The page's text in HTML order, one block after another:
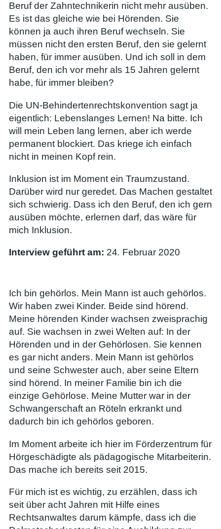
Beruf der Zahntechnikerin nicht mehr ausüben.
Es ist das gleiche wie bei Hörenden. Sie
können ja auch ihren Beruf wechseln. Sie
müssen nicht den ersten Beruf, den sie gelernt
haben, für immer ausüben. Und ich soll in dem
Beruf, den ich vor mehr als 15 Jahren gelernt
habe, für immer bleiben?
Die UN-Behindertenrechtskonvention sagt ja
eigentlich: Lebenslanges Lernen! Na bitte. Ich
will mein Leben lang lernen, aber ich werde
permanent blockiert. Das kriege ich einfach
nicht in meinen Kopf rein.
Inklusion ist im Moment ein Traumzustand.
Darüber wird nur geredet. Das Machen gestaltet
sich schwierig. Dass ich den Beruf, den ich gern
ausüben möchte, erlernen darf, das wäre für
mich Inklusion.
Interview geführt am: 24. Februar 2020
Ich bin gehörlos. Mein Mann ist auch gehörlos.
Wir haben zwei Kinder. Beide sind hörend.
Meine hörenden Kinder wachsen zweisprachig
auf. Sie wachsen in zwei Welten auf: In der
Hörenden und in der Gehörlosen. Sie kennen
es gar nicht anders. Mein Mann ist gehörlos
und seine Schwester auch, aber seine Eltern
sind hörend. In meiner Familie bin ich die
einzige Gehörlose. Meine Mutter war in der
Schwangerschaft an Röteln erkrankt und
dadurch bin ich gehörlos geboren.
Im Moment arbeite ich hier im Förderzentrum für
Hörgeschädigte als pädagogische Mitarbeiterin.
Das mache ich bereits seit 2015.
Für mich ist es wichtig, zu erzählen, dass ich
seit über acht Jahren mit Hilfe eines
Rechtsanwaltes darum kämpfe, dass ich die